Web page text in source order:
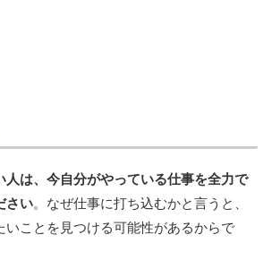
人は、今自分がやっている仕事を全力で
さい。なぜ仕事に打ち込むかと言うと、
いことを見つける可能性があるからで